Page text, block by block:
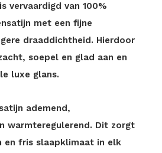
vervaardigd van 100%
met een fijne
draaddichtheid. Hierdoor
soepel en glad aan en
luxe glans.
ademend,
warmteregulerend. Dit zorgt
en fris slaapklimaat in elk